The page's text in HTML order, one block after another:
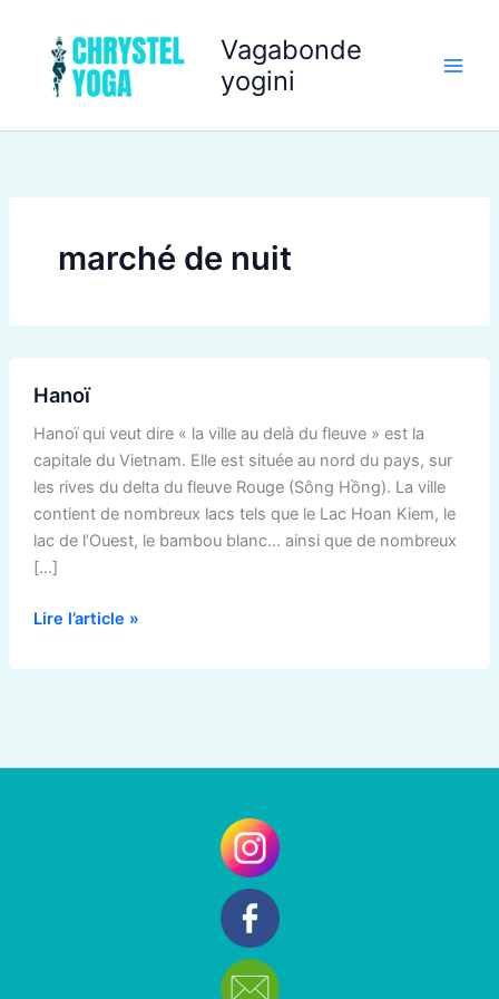
contenu
Vagabonde
yogini
marché de nuit
Hanoï
Hanoï qui veut dire « la ville au delà du fleuve » est la
capitale du Vietnam. Elle est située au nord du pays, sur
les rives du delta du fleuve Rouge (Sông Hồng). La ville
contient de nombreux lacs tels que le Lac Hoan Kiem, le
lac de l’Ouest, le bambou blanc… ainsi que de nombreux
[…]
Lire l’article »